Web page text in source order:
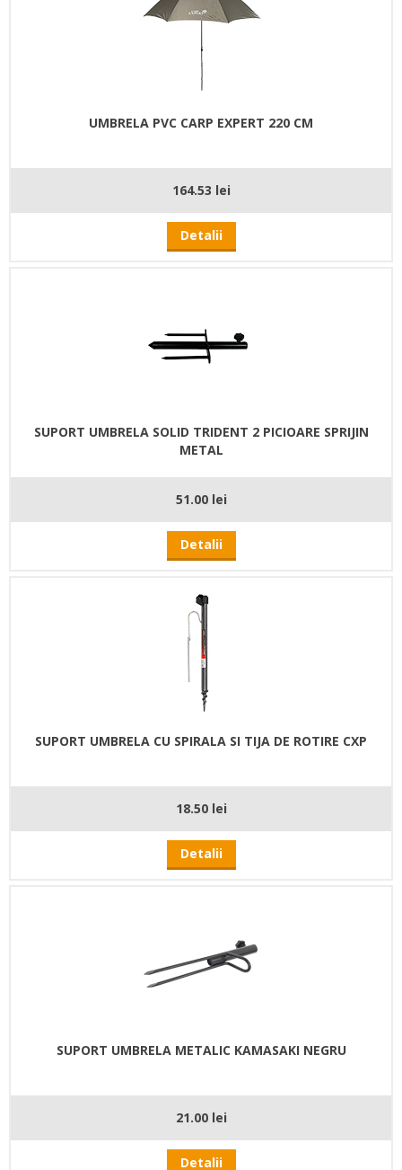
UMBRELA PVC CARP EXPERT 220 CM
164.53 lei
Detalii
SUPORT UMBRELA SOLID TRIDENT 2 PICIOARE SPRIJIN
METAL
51.00 lei
Detalii
SUPORT UMBRELA CU SPIRALA SI TIJA DE ROTIRE CXP
18.50 lei
Detalii
SUPORT UMBRELA METALIC KAMASAKI NEGRU
21.00 lei
Detalii